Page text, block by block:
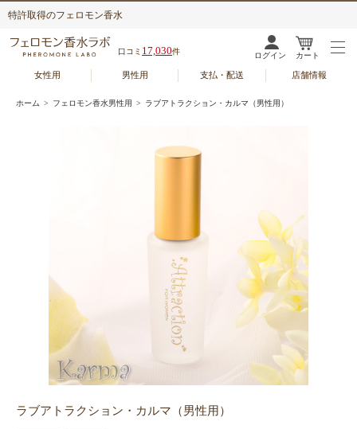
特許取得のフェロモン香水
口コミ 17,030件 ログイン カート
女性用 男性用 支払・配送 店舗情報
ホーム > フェロモン香水男性用 > ラブアトラクション・カルマ（男性用）
ラブアトラクション・カルマ（男性用）